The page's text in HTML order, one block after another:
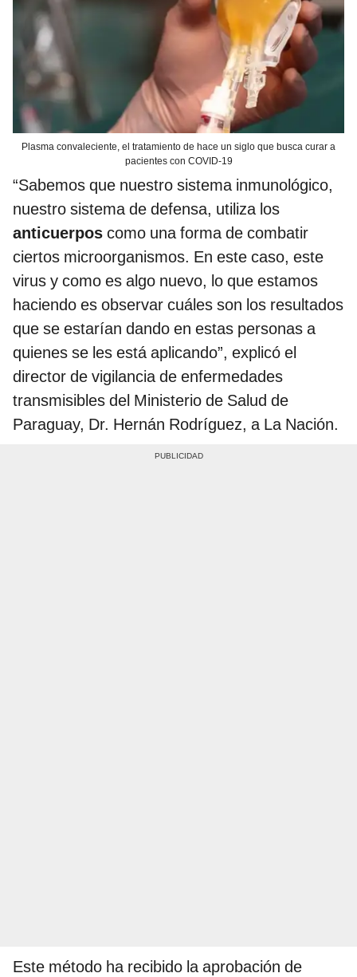
Plasma convaleciente, el tratamiento de hace un siglo que busca curar a
pacientes con COVID-19
“Sabemos que nuestro sistema inmunológico,
nuestro sistema de defensa, utiliza los
anticuerpos como una forma de combatir
ciertos microorganismos. En este caso, este
virus y como es algo nuevo, lo que estamos
haciendo es observar cuáles son los resultados
que se estarían dando en estas personas a
quienes se les está aplicando”, explicó el
director de vigilancia de enfermedades
transmisibles del Ministerio de Salud de
Paraguay, Dr. Hernán Rodríguez, a La Nación.
Este método ha recibido la aprobación de